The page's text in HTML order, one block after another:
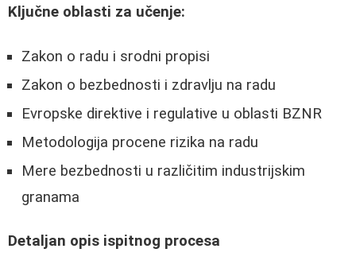
Ključne oblasti za učenje:
Zakon o radu i srodni propisi
Zakon o bezbednosti i zdravlju na radu
Evropske direktive i regulative u oblasti BZNR
Metodologija procene rizika na radu
Mere bezbednosti u različitim industrijskim
granama
Detaljan opis ispitnog procesa